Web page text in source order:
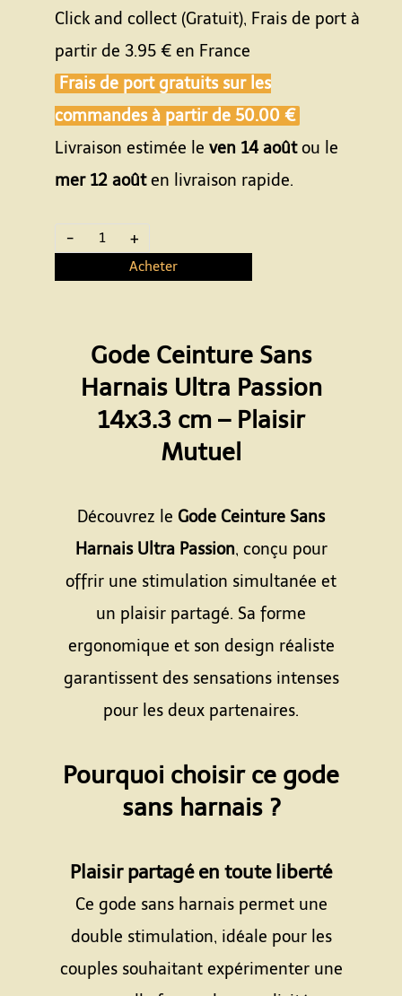
Click and collect (Gratuit), Frais de port à
partir de 3.95 € en France
Frais de port gratuits sur les
commandes à partir de 50.00 €
Livraison estimée le ven 14 aoûtou le
mer 12 aoûten livraison rapide.
- +
Acheter
Gode Ceinture Sans
Harnais Ultra Passion
14x3.3 cm – Plaisir
Mutuel
Découvrez le Gode Ceinture Sans
Harnais Ultra Passion, conçu pour
offrir une stimulation simultanée et
un plaisir partagé. Sa forme
ergonomique et son design réaliste
garantissent des sensations intenses
pour les deux partenaires.
Pourquoi choisir ce gode
sans harnais ?
Plaisir partagé en toute liberté
Ce gode sans harnais permet une
double stimulation, idéale pour les
couples souhaitant expérimenter une